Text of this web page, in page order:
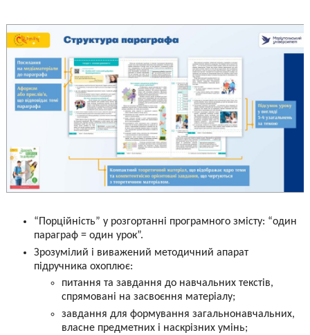
“Порційність” у розгортанні програмного змісту: “один
параграф = один урок”.
Зрозумілий і виважений методичний апарат
підручника охоплює:
питання та завдання до навчальних текстів,
спрямовані на засвоєння матеріалу;
завдання для формування загальнонавчальних,
власне предметних і наскрізних умінь;